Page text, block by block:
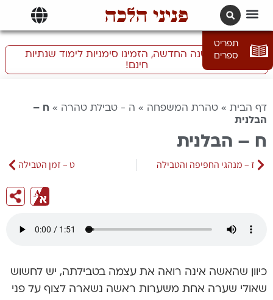
פניני הלכה
תפריט
ספרים
התכוננו לשנה החדשה, הזמינו סימניות לימוד שנתיות
חינם!
דף הבית » טהרת המשפחה » ה - טבילת טהרה » ח –
הבלנית
ח – הבלנית
ז – מנהגי החפיפה והטבילה ט – זמן הטבילה
כיוון שהאשה אינה רואה את עצמה בטבילתה, יש לחשוש
שאולי שערה אחת משערות ראשה נשארה לצוף על פני